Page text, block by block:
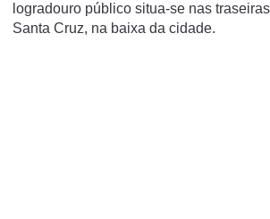
logradouro público situa-se nas
Santa Cruz, na baixa da cidade.